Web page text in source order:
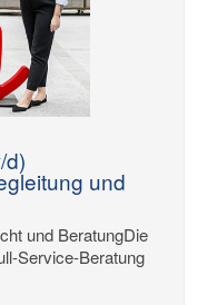
d)
und
und BeratungDie
Service-Beratung